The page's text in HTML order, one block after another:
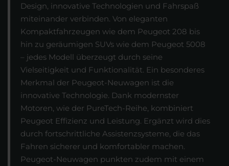
Design, innovative Technologien und Fahrspaß
miteinander verbinden. Von eleganten
Kompaktfahrzeugen wie dem Peugeot 208 bis
hin zu geräumigen SUVs wie dem Peugeot 5008
– jedes Modell überzeugt durch seine
Vielseitigkeit und Funktionalität. Ein besonderes
Merkmal der Peugeot-Neuwagen ist die
innovative Technologie. Dank modernster
Motoren, wie der PureTech-Reihe, kombiniert
Peugeot Effizienz und Leistung. Ergänzt wird dies
durch fortschrittliche Assistenzsysteme, die das
Fahren sicherer und komfortabler machen.
Peugeot-Neuwagen punkten zudem mit einem